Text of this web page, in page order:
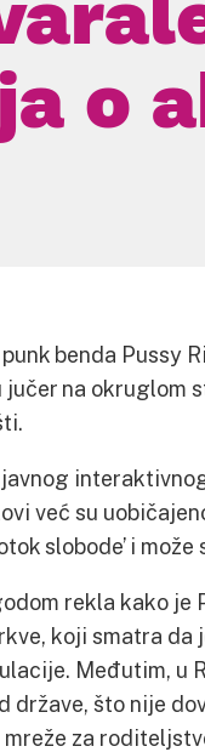
o
benda Pussy
jučer na okruglom
već su
slobode’ i
rekla kako je
koji smatra
Međutim, u
države, što nije
za